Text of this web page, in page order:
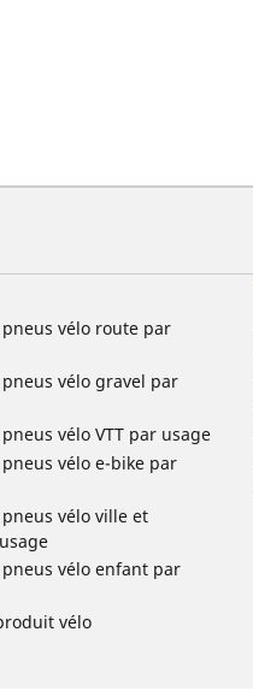
vélo route par
vélo gravel par
vélo VTT par usage
vélo e-bike par
vélo ville et
vélo enfant par
vélo